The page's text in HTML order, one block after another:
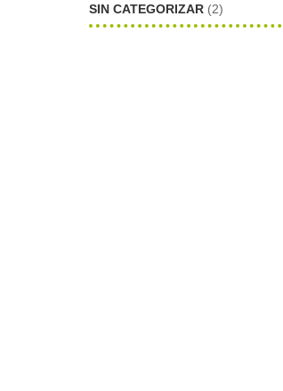
SIN CATEGORIZAR (2)